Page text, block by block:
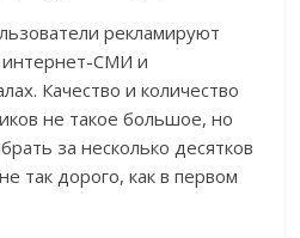
рекламируют
интернет-СМИ и
Качество и количество
не такое большое, но
за несколько десятков
так дорого, как в первом